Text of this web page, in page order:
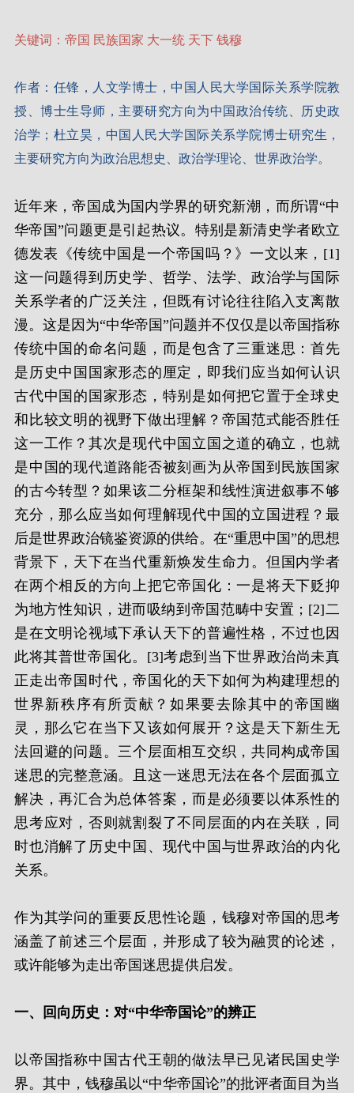
关键词：帝国 民族国家 大一统 天下 钱穆
作者：任锋，人文学博士，中国人民大学国际关系学院教
授、博士生导师，主要研究方向为中国政治传统、历史政
治学；杜立昊，中国人民大学国际关系学院博士研究生，
主要研究方向为政治思想史、政治学理论、世界政治学。
近年来，帝国成为国内学界的研究新潮，而所谓“中
华帝国”问题更是引起热议。特别是新清史学者欧立
德发表《传统中国是一个帝国吗？》一文以来，[1]
这一问题得到历史学、哲学、法学、政治学与国际
关系学者的广泛关注，但既有讨论往往陷入支离散
漫。这是因为“中华帝国”问题并不仅仅是以帝国指称
传统中国的命名问题，而是包含了三重迷思：首先
是历史中国国家形态的厘定，即我们应当如何认识
古代中国的国家形态，特别是如何把它置于全球史
和比较文明的视野下做出理解？帝国范式能否胜任
这一工作？其次是现代中国立国之道的确立，也就
是中国的现代道路能否被刻画为从帝国到民族国家
的古今转型？如果该二分框架和线性演进叙事不够
充分，那么应当如何理解现代中国的立国进程？最
后是世界政治镜鉴资源的供给。在“重思中国”的思想
背景下，天下在当代重新焕发生命力。但国内学者
在两个相反的方向上把它帝国化：一是将天下贬抑
为地方性知识，进而吸纳到帝国范畴中安置；[2]二
是在文明论视域下承认天下的普遍性格，不过也因
此将其普世帝国化。[3]考虑到当下世界政治尚未真
正走出帝国时代，帝国化的天下如何为构建理想的
世界新秩序有所贡献？如果要去除其中的帝国幽
灵，那么它在当下又该如何展开？这是天下新生无
法回避的问题。三个层面相互交织，共同构成帝国
迷思的完整意涵。且这一迷思无法在各个层面孤立
解决，再汇合为总体答案，而是必须要以体系性的
思考应对，否则就割裂了不同层面的内在关联，同
时也消解了历史中国、现代中国与世界政治的内化
关系。
作为其学问的重要反思性论题，钱穆对帝国的思考
涵盖了前述三个层面，并形成了较为融贯的论述，
或许能够为走出帝国迷思提供启发。
一、回向历史：对“中华帝国论”的辨正
以帝国指称中国古代王朝的做法早已见诸民国史学
界。其中，钱穆虽以“中华帝国论”的批评者面目为当